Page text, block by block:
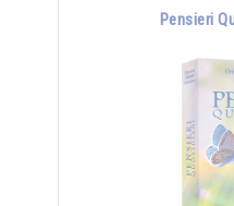
Pensieri